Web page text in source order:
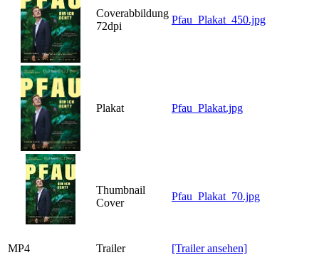
Coverabbildung
72dpi
Pfau_Plakat_450.jpg
Plakat Pfau_Plakat.jpg
Thumbnail
Cover
Pfau_Plakat_70.jpg
MP4 Trailer [Trailer ansehen]